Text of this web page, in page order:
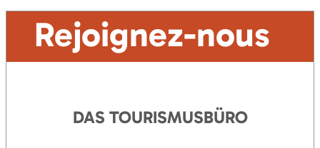
Rejoignez-nous
DAS TOURISMUSBÜRO